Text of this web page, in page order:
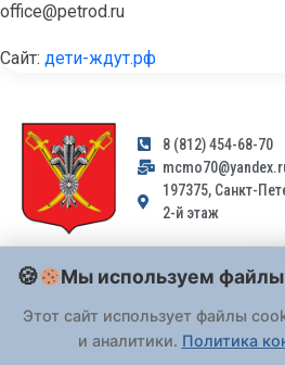
office@petrod.ru
Сайт: дети-ждут.рф
8 (812) 454-68-70
197375, Санкт-
2-й этаж
Заявления и обращения граждан и
адрес email, не могут быть
Федерального закона от
принимаются только: по почте, через
Мы используем
Этот сайт использует файлы
и аналитики. Политика